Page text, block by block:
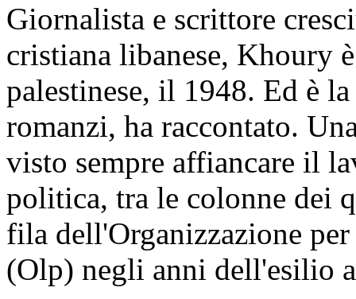
Giornalista e scrittore
cristiana libanese, Khoury
palestinese, il 1948. Ed è
romanzi, ha raccontato.
visto sempre affiancare il
politica, tra le colonne dei
fila dell'Organizzazione
(Olp) negli anni dell'esilio